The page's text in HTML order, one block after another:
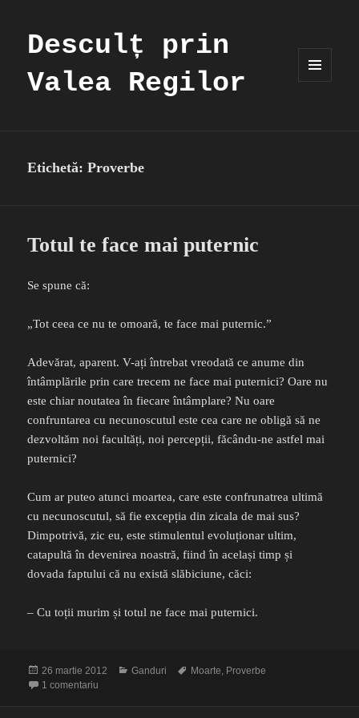
Desculț prin
Valea Regilor
Etichetă:Proverbe
Totul te face mai puternic
Se spune că:
„Tot ceea ce nu te omoară, te face mai puternic.”
Adevărat, aparent. V-ați întrebat vreodată ce anume din
întâmplările prin care trecem ne face mai puternici? Oare nu
este chiar noutatea în fiecare întâmplare? Nu oare
confruntarea cu necunoscutul este cea care ne obligă să ne
dezvoltăm noi facultăți, noi percepții, făcându-ne astfel mai
puternici?
Cum ar puteo atunci moartea, care este confrunatrea ultimă
cu necunoscutul, să fie excepția din zicala de mai sus?
Dimpotrivă, zic eu, este stimulentul evoluționar ultim,
catapultă în devenirea noastră, fiind în același timp și
dovada faptului că nu există slăbiciune, căci:
– Cu toții murim și totul ne face mai puternici.
Publicat
pe
26 martie 2012 Categorii
Ganduri Etichete
Moarte, Proverbe
1 comentariu